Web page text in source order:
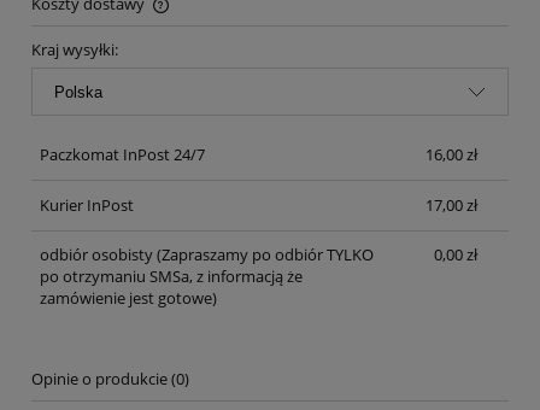
Cena nie zawiera ewentualnych kosztów płatności
Kraj wysyłki:
Paczkomat InPost 24/7 16,00 zł
Kurier InPost 17,00 zł
odbiór osobisty(Zapraszamy po odbiór TYLKO
po otrzymaniu SMSa, z informacją że
zamówienie jest gotowe)
0,00 zł
Opinie o produkcie (0)